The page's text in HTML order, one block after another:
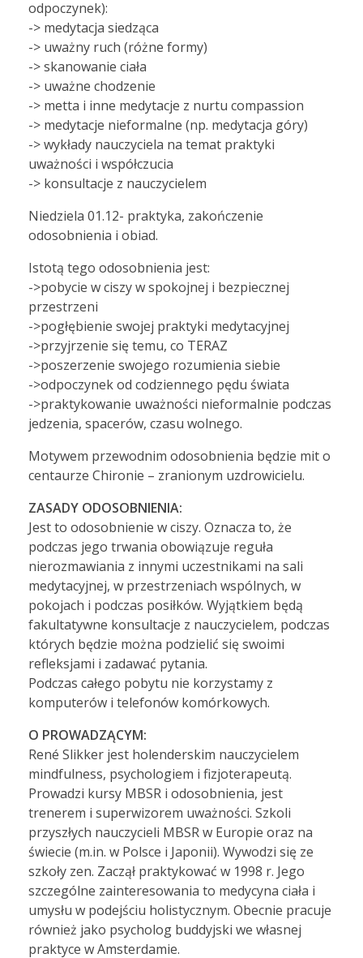
odpoczynek):
-> medytacja siedząca
-> uważny ruch (różne formy)
-> skanowanie ciała
-> uważne chodzenie
-> metta i inne medytacje z nurtu compassion
-> medytacje nieformalne (np. medytacja góry)
-> wykłady nauczyciela na temat praktyki
uważności i współczucia
-> konsultacje z nauczycielem
Niedziela 01.12- praktyka, zakończenie
odosobnienia i obiad.
Istotą tego odosobnienia jest:
->pobycie w ciszy w spokojnej i bezpiecznej
przestrzeni
->pogłębienie swojej praktyki medytacyjnej
->przyjrzenie się temu, co TERAZ
->poszerzenie swojego rozumienia siebie
->odpoczynek od codziennego pędu świata
->praktykowanie uważności nieformalnie podczas
jedzenia, spacerów, czasu wolnego.
Motywem przewodnim odosobnienia będzie mit o
centaurze Chironie – zranionym uzdrowicielu.
ZASADY ODOSOBNIENIA:
Jest to odosobnienie w ciszy. Oznacza to, że
podczas jego trwania obowiązuje reguła
nierozmawiania z innymi uczestnikami na sali
medytacyjnej, w przestrzeniach wspólnych, w
pokojach i podczas posiłków. Wyjątkiem będą
fakultatywne konsultacje z nauczycielem, podczas
których będzie można podzielić się swoimi
refleksjami i zadawać pytania.
Podczas całego pobytu nie korzystamy z
komputerów i telefonów komórkowych.
O PROWADZĄCYM:
René Slikker jest holenderskim nauczycielem
mindfulness, psychologiem i fizjoterapeutą.
Prowadzi kursy MBSR i odosobnienia, jest
trenerem i superwizorem uważności. Szkoli
przyszłych nauczycieli MBSR w Europie oraz na
świecie (m.in. w Polsce i Japonii). Wywodzi się ze
szkoły zen. Zaczął praktykować w 1998 r. Jego
szczególne zainteresowania to medycyna ciała i
umysłu w podejściu holistycznym. Obecnie pracuje
również jako psycholog buddyjski we własnej
praktyce w Amsterdamie.